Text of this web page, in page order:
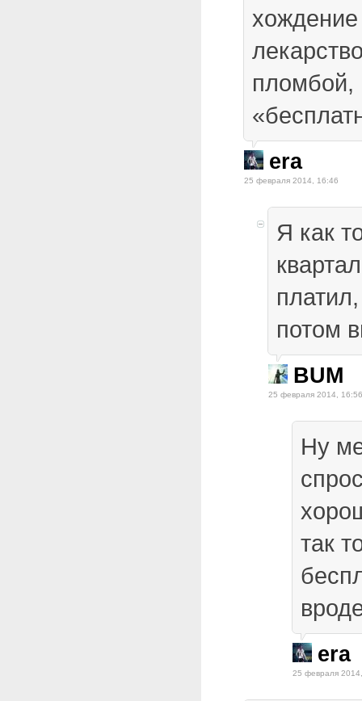
пломбой,
era
25 февраля 2014, 16:46
Я как
потом
BUM
25 февраля 2014, 16:56
Ну
так
era
25 февраля